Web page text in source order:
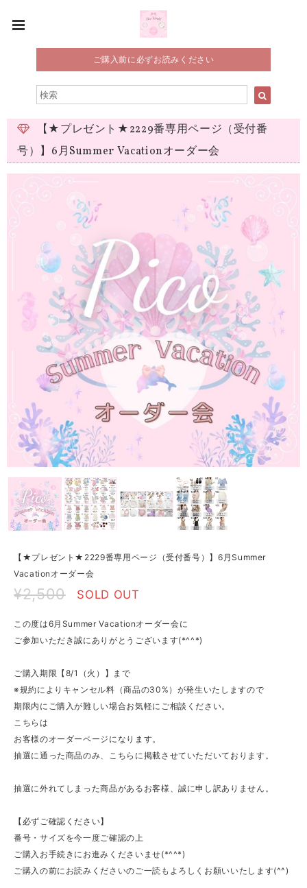
ご購入前に必ずお読みください
【★プレゼント★2229番専用ページ（受付番
号）】6月Summer Vacationオーダー会
【★プレゼント★2229番専用ページ（受付番号）】6月Summer
Vacationオーダー会
¥2,500 SOLD OUT
この度は6月Summer Vacationオーダー会に
ご参加いただき誠にありがとうございます(*^^*)
ご購入期限【8/1（火）】まで
※規約によりキャンセル料（商品の30%）が発生いたしますので
期限内にご購入が難しい場合お気軽にご相談ください。
こちらは
お客様のオーダーページになります。
抽選に通った商品のみ、こちらに掲載させていただいております。
抽選に外れてしまった商品があるお客様、誠に申し訳ありません。
【必ずご確認ください】
番号・サイズを今一度ご確認の上
ご購入お手続きにお進みくださいませ(*^^*)
ご購入の前にお読みくださいのご一読もよろしくお願いいたします(^^)